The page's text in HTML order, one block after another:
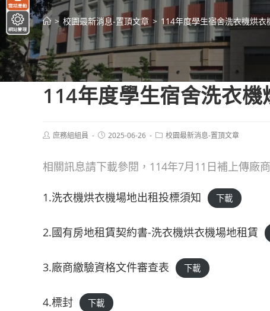
> 校園最新消息-置頂文章 > 114年度學生宿舍洗衣機烘
114年度學生宿舍洗衣
Post庶務組組員
Post2025-06-26
Post校園最新消息-置頂文章
相關訊息請下載參閱，114年7月11日補上傳廠
1.洗衣機烘衣機場地出租投標須知 下載
2.國有房地租賃契約書-洗衣機烘衣機場地租賃
3.廠商繳驗資格文件審查表 下載
4.標封 下載